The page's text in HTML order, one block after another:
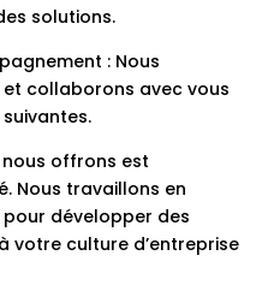
solutions.
: Nous
collaborons avec vous
offrons est
Nous travaillons en
développer des
votre culture d’entreprise